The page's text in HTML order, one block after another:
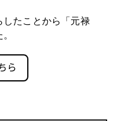
たことから「元禄